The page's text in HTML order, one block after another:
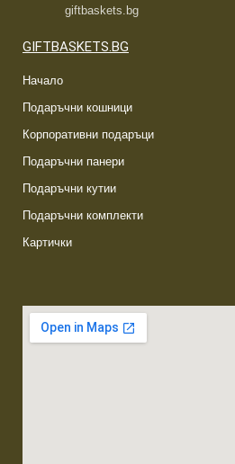
giftbaskets.bg
GIFTBASKETS.BG
Начало
Подаръчни кошници
Корпоративни подаръци
Подаръчни панери
Подаръчни кутии
Подаръчни комплекти
Картички